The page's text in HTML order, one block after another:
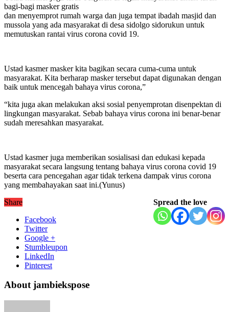
bagi-bagi masker gratis
dan menyemprot rumah warga dan juga tempat ibadah masjid dan
mussola yang ada masyarakat di desa sidolgo sidorukun untuk
memutuskan rantai virus corona covid 19.
Ustad kasmer masker kita bagikan secara cuma-cuma untuk
masyarakat. Kita berharap masker tersebut dapat digunakan dengan
baik untuk mencegah bahaya virus corona,”
“kita juga akan melakukan aksi sosial penyemprotan disenpektan di
lingkungan masyarakat. Sebab bahaya virus corona ini benar-benar
sudah meresahkan masyarakat.
Ustad kasmer juga memberikan sosialisasi dan edukasi kepada
masyarakat secara langsung tentang bahaya virus corona covid 19
beserta cara pencegahan agar tidak terkena dampak virus corona
yang membahayakan saat ini.(Yunus)
Spread the love
Share
Facebook
Twitter
Google +
Stumbleupon
LinkedIn
Pinterest
About jambiekspose